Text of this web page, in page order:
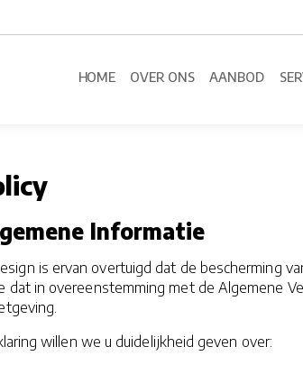
HOME OVER ONS AANBOD
Informatie
is ervan overtuigd dat de bescherming
in overeenstemming met de Algemene
willen we u duidelijkheid geven over: